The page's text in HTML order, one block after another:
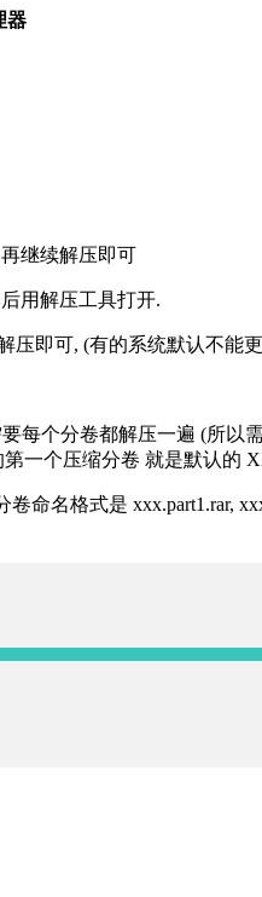
器
继续解压即可
用解压工具打开.
即可, (有的系统默认不能
个分卷都解压一遍 (所以
一个压缩分卷 就是默认的
名格式是 xxx.part1.rar,